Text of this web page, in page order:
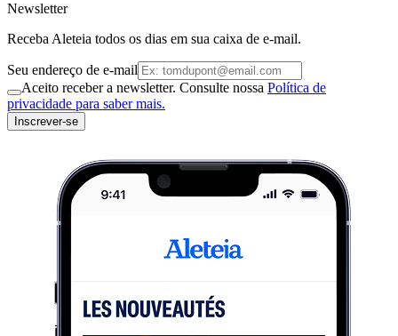
Newsletter
Receba Aleteia todos os dias em sua caixa de e-mail.
Seu endereço de e-mail
Aceito receber a newsletter. Consulte nossa Política de
privacidade para saber mais.
Inscrever-se